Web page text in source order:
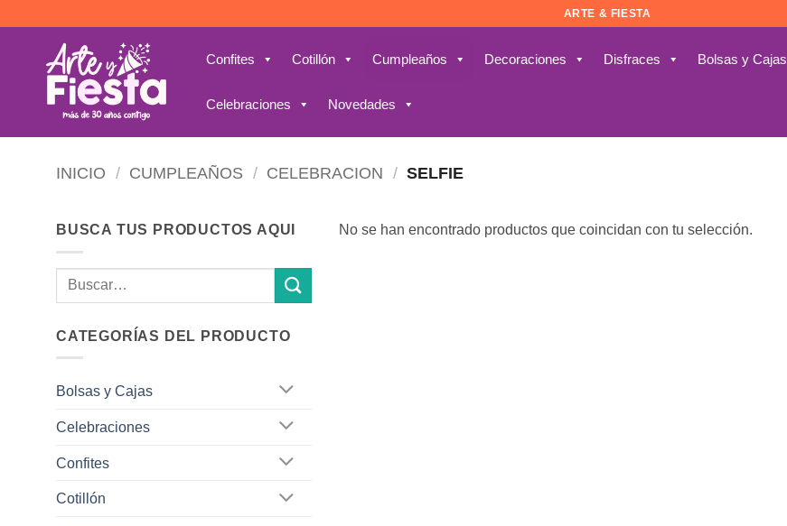
contenido
ARTE & FIESTA
Confites Cotillón Cumpleaños Decoraciones Disfraces Bolsas y Cajas
Celebraciones Novedades
INICIO / CUMPLEAÑOS / CELEBRACION / SELFIE
BUSCA TUS PRODUCTOS AQUI
Buscar
CATEGORÍAS DEL PRODUCTO
Bolsas y Cajas
Celebraciones
Confites
Cotillón
No se han encontrado productos que coincidan con tu selección.